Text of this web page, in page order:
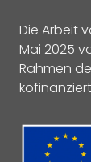
Die Arbeit
Mai 2025
Rahmen